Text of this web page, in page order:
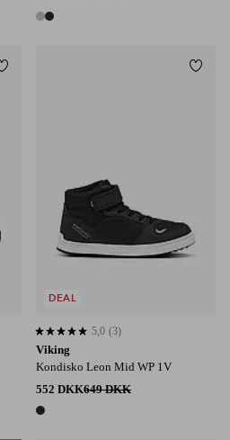
2 farver
Tilføj til favoritter
Viking
Kondisko Leon Mid WP 1V
552 DKK649 DKK
1 farve
5,0 baseret på 3 bedømmelser
5,0 (3)
DEAL